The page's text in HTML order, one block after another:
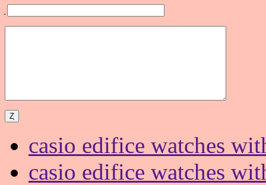
casio edifice watches
casio edifice watches